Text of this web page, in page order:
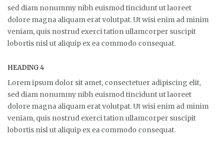
sed diam nonummy nibh euismod tincidunt ut laoreet
dolore magna aliquam erat volutpat. Ut wisi enim ad minim
veniam, quis nostrud exerci tation ullamcorper suscipit
lobortis nisl ut aliquip ex ea commodo consequat.
HEADING 4
Lorem ipsum dolor sit amet, consectetuer adipiscing elit,
sed diam nonummy nibh euismod tincidunt ut laoreet
dolore magna aliquam erat volutpat. Ut wisi enim ad minim
veniam, quis nostrud exerci tation ullamcorper suscipit
lobortis nisl ut aliquip ex ea commodo consequat.